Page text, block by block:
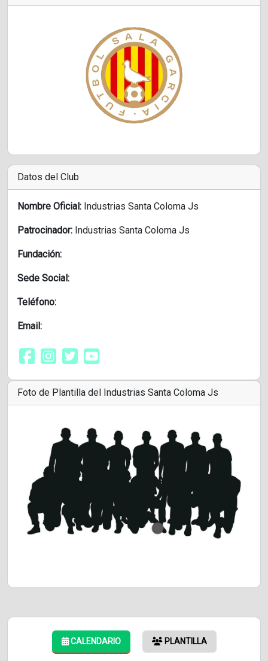
Datos del Club
Nombre Oficial: Industrias Santa Coloma Js
Patrocinador: Industrias Santa Coloma Js
Fundación:
Sede Social:
Teléfono:
Email:
Foto de Plantilla del Industrias Santa Coloma Js
CALENDARIO PLANTILLA